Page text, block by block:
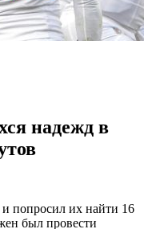
надежд в
попросил их найти 16
был провести